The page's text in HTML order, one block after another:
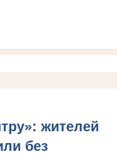
жителей
без